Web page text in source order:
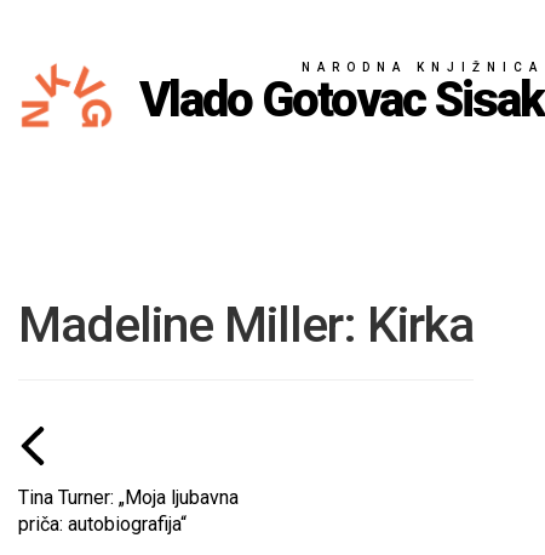
NARODNA KNJIŽNICA
Vlado Gotovac Sisak
Madeline Miller: Kirka
Tina Turner: „Moja ljubavna
priča: autobiografija“